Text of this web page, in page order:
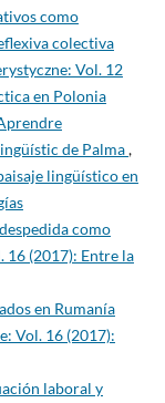
como
colectiva
Vol. 12
en Polonia
de Palma,
lingüístico en
como
16 (2017): Entre la
en Rumanía
Vol. 16 (2017):
laboral y